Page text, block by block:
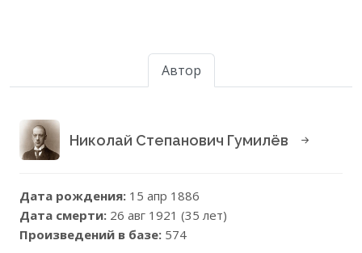
Автор
Николай Степанович Гумилёв
Дата рождения: 15 апр 1886
Дата смерти: 26 авг 1921 (35 лет)
Произведений в базе: 574